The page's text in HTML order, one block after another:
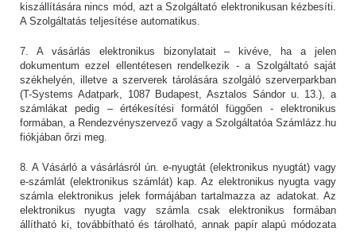
kiszállítására nincs mód, azt a Szolgáltató elektronikusan kézbesíti.
A Szolgáltatás teljesítése automatikus.
7. A vásárlás elektronikus bizonylatait – kivéve, ha a jelen
dokumentum ezzel ellentétesen rendelkezik - a Szolgáltató saját
székhelyén, illetve a szerverek tárolására szolgáló szerverparkban
(T-Systems Adatpark, 1087 Budapest, Asztalos Sándor u. 13.), a
számlákat pedig – értékesítési formától függően - elektronikus
formában, a Rendezvényszervező vagy a Szolgáltatóa Számlázz.hu
fiókjában őrzi meg.
8. A Vásárló a vásárlásról ún. e-nyugtát (elektronikus nyugtát) vagy
e-számlát (elektronikus számlát) kap. Az elektronikus nyugta vagy
számla elektronikus jelek formájában tartalmazza az adatokat. Az
elektronikus nyugta vagy számla csak elektronikus formában
állítható ki, továbbítható és tárolható, annak papír alapú módozata